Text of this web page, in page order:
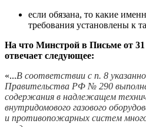
если обязана, то какие
требования установлены к
На что Минстрой в Письме от
отвечает следующее:
«...В соответствии с п. 8
Правительства РФ № 290
содержания в надлежащем
внутридомового газового
и противопожарных систем